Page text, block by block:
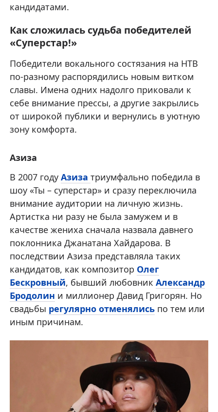
кандидатами.
Как сложилась судьба победителей
«Суперстар!»
Победители вокального состязания на НТВ
по-разному распорядились новым витком
славы. Имена одних надолго приковали к
себе внимание прессы, а другие закрылись
от широкой публики и вернулись в уютную
зону комфорта.
Азиза
В 2007 году Азиза триумфально победила в
шоу «Ты – суперстар» и сразу переключила
внимание аудитории на личную жизнь.
Артистка ни разу не была замужем и в
качестве жениха сначала назвала давнего
поклонника Джанатана Хайдарова. В
последствии Азиза представляла таких
кандидатов, как композитор Олег
Бескровный, бывший любовник Александр
Бродолин и миллионер Давид Григорян. Но
свадьбы регулярно отменялись по тем или
иным причинам.